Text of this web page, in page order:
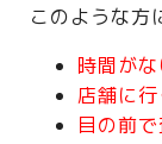
このような方
時間が
店舗に
目の前